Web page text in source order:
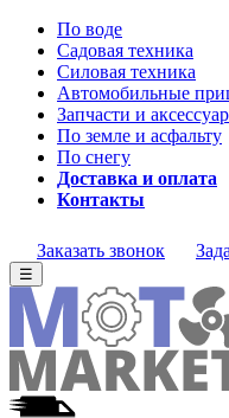
По воде
Садовая техника
Силовая техника
Автомобильные
Запчасти и
По земле и асфальту
По снегу
Доставка и оплата
Контакты
Заказать звонок
☰